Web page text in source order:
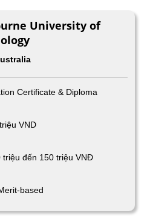
University of
Certificate & Diploma
VND
triệu đến 150 triệu VNĐ
based